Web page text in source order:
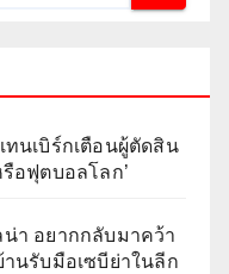
นเบิร์กเตือนผู้ตัดสิน
อฟุตบอลโลก’
า อยากกลับมาคว้า
นรับมือเซบีย่าในลีก